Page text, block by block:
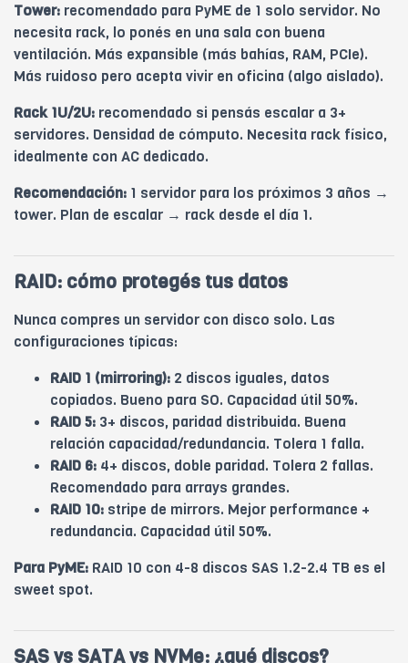
Tower: recomendado para PyME de 1 solo servidor. No
necesita rack, lo ponés en una sala con buena
ventilación. Más expansible (más bahías, RAM, PCIe).
Más ruidoso pero acepta vivir en oficina (algo aislado).
Rack 1U/2U: recomendado si pensás escalar a 3+
servidores. Densidad de cómputo. Necesita rack físico,
idealmente con AC dedicado.
Recomendación: 1 servidor para los próximos 3 años →
tower. Plan de escalar → rack desde el día 1.
RAID: cómo protegés tus datos
Nunca compres un servidor con disco solo. Las
configuraciones típicas:
RAID 1 (mirroring): 2 discos iguales, datos
copiados. Bueno para SO. Capacidad útil 50%.
RAID 5: 3+ discos, paridad distribuida. Buena
relación capacidad/redundancia. Tolera 1 falla.
RAID 6: 4+ discos, doble paridad. Tolera 2 fallas.
Recomendado para arrays grandes.
RAID 10: stripe de mirrors. Mejor performance +
redundancia. Capacidad útil 50%.
Para PyME: RAID 10 con 4-8 discos SAS 1.2-2.4 TB es el
sweet spot.
SAS vs SATA vs NVMe: ¿qué discos?